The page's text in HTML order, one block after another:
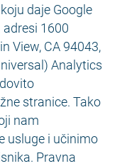
daje Google
1600
View, CA 94043,
Analytics
stranice. Tako
nam
usluge i učinimo
Pravna